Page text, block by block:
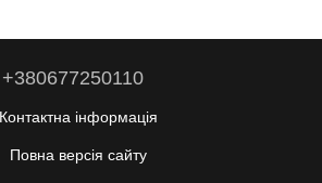
+380677250110
Контактна інформація
Повна версія сайту